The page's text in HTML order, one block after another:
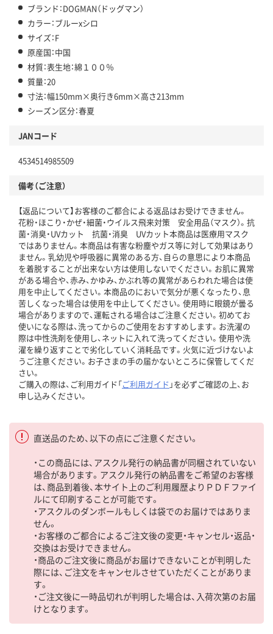
ブランド：DOGMAN（ドッグマン）
カラー：ブルーxシロ
サイズ：F
原産国：中国
材質：表生地：綿１００％
質量：20
寸法：幅150mm×奥行き6mm×高さ213mm
シーズン区分：春夏
JANコード
4534514985509
備考（ご注意）
【返品について】お客様のご都合による返品はお受けできません。
花粉・ほこり・かぜ・細菌・ウイルス飛来対策 安全用品（マスク）。抗
菌・消臭・UVカット 抗菌・消臭 UVカット本商品は医療用マスク
ではありません。本商品は有害な粉塵やガス等に対して効果はあり
ません。乳幼児や呼吸器に異常のある方、自らの意思により本商品
を着脱することが出来ない方は使用しないでください。お肌に異常
がある場合や、赤み、かゆみ、かぶれ等の異常があらわれた場合は使
用を中止してください。本商品のにおいで気分が悪くなったり、息
苦しくなった場合は使用を中止してください。使用時に眼鏡が曇る
場合がありますので、運転される場合はご注意ください。初めてお
使いになる際は、洗ってからのご使用をおすすめします。お洗濯の
際は中性洗剤を使用し、ネットに入れて洗ってください。使用や洗
濯を繰り返すことで劣化していく消耗品です。火気に近づけないよ
うご注意ください。お子さまの手の届かないところに保管してくだ
さい。
ご購入の際は、ご利用ガイド「ご利用ガイド 」を必ずご確認の上、お
申し込みください。
直送品のため、以下の点にご注意ください。
・この商品には、アスクル発行の納品書が同梱されていない
場合があります。アスクル発行の納品書をご希望のお客様
は、商品到着後、本サイト上のご利用履歴よりＰＤＦファイ
ルにて印刷することが可能です。
・アスクルのダンボールもしくは袋でのお届けではありま
せん。
・お客様のご都合によるご注文後の変更・キャンセル・返品・
交換はお受けできません。
・商品のご注文後に商品がお届けできないことが判明した
際には、ご注文をキャンセルさせていただくことがありま
す。
・ご注文後に一時品切れが判明した場合は、入荷次第のお届
けとなります。